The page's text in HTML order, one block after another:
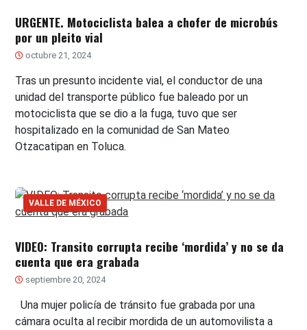
URGENTE. Motociclista balea a chofer de microbús
por un pleito vial
octubre 21, 2024
Tras un presunto incidente vial, el conductor de una
unidad del transporte público fue baleado por un
motociclista que se dio a la fuga, tuvo que ser
hospitalizado en la comunidad de San Mateo
Otzacatipan en Toluca.
VALLE DE MÉXICO
VIDEO: Transito corrupta recibe ‘mordida’ y no se da
cuenta que era grabada
septiembre 20, 2024
Una mujer policía de tránsito fue grabada por una
cámara oculta al recibir mordida de un automovilista a